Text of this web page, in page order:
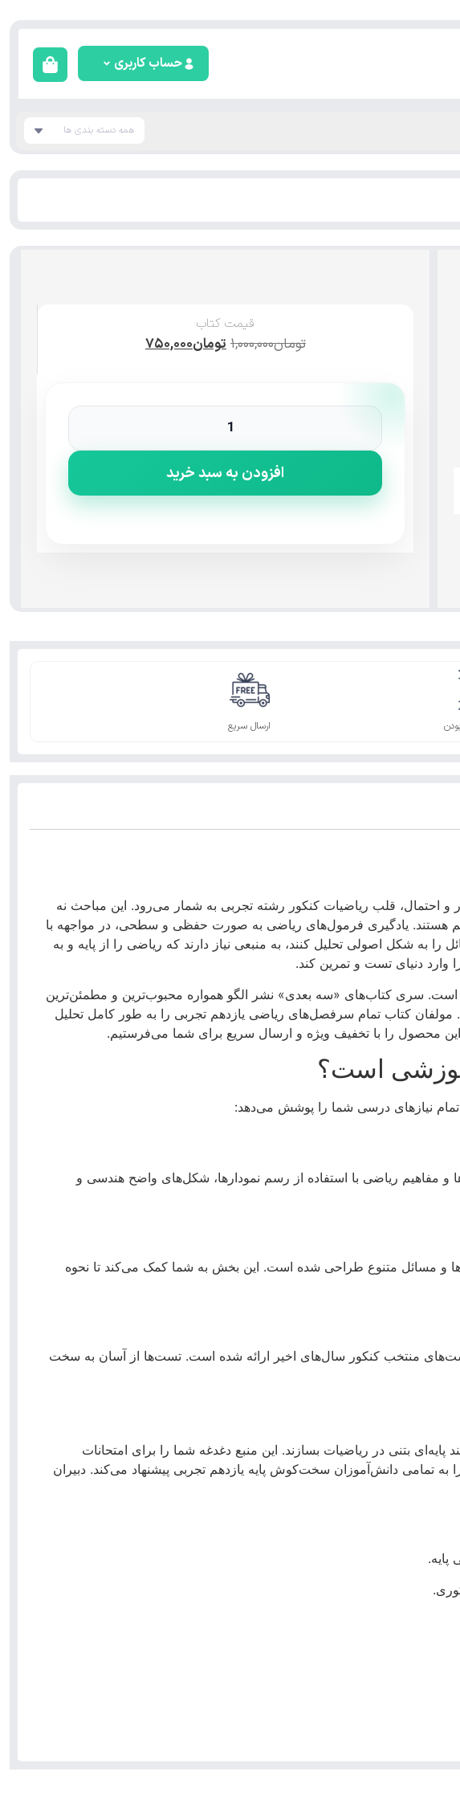
حساب کاربری
همه دسته بندی ها
قیمت کتاب
تومان۱,۰۰۰,۰۰۰تومان۷۵۰,۰۰۰
افزودن به سبد خرید
ارسال سریع
و احتمال، قلب ریاضیات کنکور رشته تجربی به شمار می‌رود. این مباحث نه
هستند. یادگیری فرمول‌های ریاضی به صورت حفظی و سطحی، در مواجهه با
را به شکل اصولی تحلیل کنند، به منبعی نیاز دارند که ریاضی را از پایه و به
وارد دنیای تست و تمرین کند.
است. سری کتاب‌های «سه بعدی» نشر الگو همواره محبوب‌ترین و مطمئن‌ترین
مولفان کتاب تمام سرفصل‌های ریاضی یازدهم تجربی را به طور کامل تحلیل
این محصول را با تخفیف ویژه و ارسال سریع برای شما می‌فرستیم.
است؟
نیازهای درسی شما را پوشش می‌دهد:
مفاهیم ریاضی با استفاده از رسم نمودارها، شکل‌های واضح هندسی و
و مسائل متنوع طراحی شده است. این بخش به شما کمک می‌کند تا نحوه
منتخب کنکور سال‌های اخیر ارائه شده است. تست‌ها از آسان به سخت
بتنی در ریاضیات بسازند. این منبع دغدغه شما را برای امتحانات
به تمامی دانش‌آموزان سخت‌کوش پایه یازدهم تجربی پیشنهاد می‌کند. دبیران